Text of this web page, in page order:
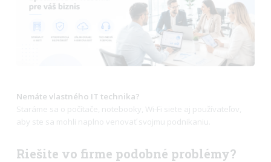
Nemáte vlastného IT technika?
Staráme sa o počítače, notebooky, Wi-Fi siete aj používateľov,
aby ste sa mohli naplno venovať svojmu podnikaniu.
Riešite vo firme podobné problémy?